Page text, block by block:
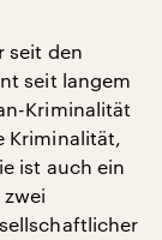
seit den
seit langem
Kriminalität
Kriminalität,
ist auch ein